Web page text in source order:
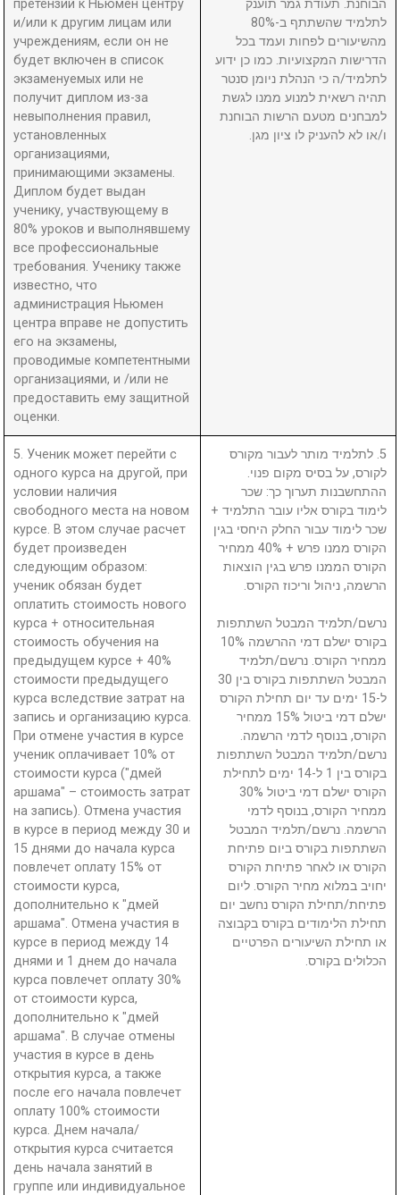
претензий к Ньюмен центру
и/или к другим лицам или
учреждениям, если он не
будет включен в список
экзаменуемых или не
получит диплом из-за
невыполнения правил,
установленных
организациями,
принимающими экзамены.
Диплом будет выдан
ученику, участвующему в
80% уроков и выполнявшему
все профессиональные
требования. Ученику также
известно, что
администрация Ньюмен
центра вправе не допустить
его на экзамены,
проводимые компетентными
организациями, и /или не
предоставить ему защитной
оценки.
הבוחנת. תעודת גמר תוענק
לתלמיד שהשתתף ב-80%
מהשיעורים לפחות ועמד בכל
הדרישות המקצועיות. כמו כן ידוע
לתלמיד/ה כי הנהלת ניומן סנטר
תהיה רשאית למנוע ממנו לגשת
למבחנים מטעם הרשות הבוחנת
ו/או לא להעניק לו ציון מגן.
5. Ученик может перейти с
одного курса на другой, при
условии наличия
свободного места на новом
курсе. В этом случае расчет
будет произведен
следующим образом:
ученик обязан будет
оплатить стоимость нового
курса + относительная
стоимость обучения на
предыдущем курсе + 40%
стоимости предыдущего
курса вследствие затрат на
запись и организацию курса.
При отмене участия в курсе
ученик оплачивает 10% от
стоимости курса ("дмей
аршама" – стоимость затрат
на запись). Отмена участия
в курсе в период между 30 и
15 днями до начала курса
повлечет оплату 15% от
стоимости курса,
дополнительно к "дмей
аршама". Отмена участия в
курсе в период между 14
днями и 1 днем до начала
курса повлечет оплату 30%
от стоимости курса,
дополнительно к "дмей
аршама". В случае отмены
участия в курсе в день
открытия курса, а также
после его начала повлечет
оплату 100% стоимости
курса. Днем начала/
открытия курса считается
день начала занятий в
группе или индивидуальное
5. לתלמיד מותר לעבור מקורס
לקורס, על בסיס מקום פנוי.
ההתחשבנות תערוך כך: שכר
לימוד בקורס אליו עובר התלמיד +
שכר לימוד עבור החלק היחסי בגין
הקורס ממנו פרש + 40% ממחיר
הקורס הממנו פרש בגין הוצאות
הרשמה, ניהול וריכוז הקורס.
נרשם/תלמיד המבטל השתתפות
בקורס ישלם דמי ההרשמה 10%
ממחיר הקורס. נרשם/תלמיד
המבטל השתתפות בקורס בין 30
ל-15 ימים עד יום תחילת הקורס
ישלם דמי ביטול 15% ממחיר
הקורס, בנוסף לדמי הרשמה.
נרשם/תלמיד המבטל השתתפות
בקורס בין 1 ל-14 ימים לתחילת
הקורס ישלם דמי ביטול 30%
ממחיר הקורס, בנוסף לדמי
הרשמה. נרשם/תלמיד המבטל
השתתפות בקורס ביום פתיחת
הקורס או לאחר פתיחת הקורס
יחויב במלוא מחיר הקורס. ליום
פתיחת/תחילת הקורס נחשב יום
תחילת הלימודים בקורס בקבוצה
או תחילת השיעורים הפרטיים
הכלולים בקורס.